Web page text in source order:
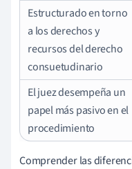
Estructurado en torno
a los derechos y
recursos del derecho
consuetudinario
El juez desempeña un
papel más pasivo en el
procedimiento
Comprender las